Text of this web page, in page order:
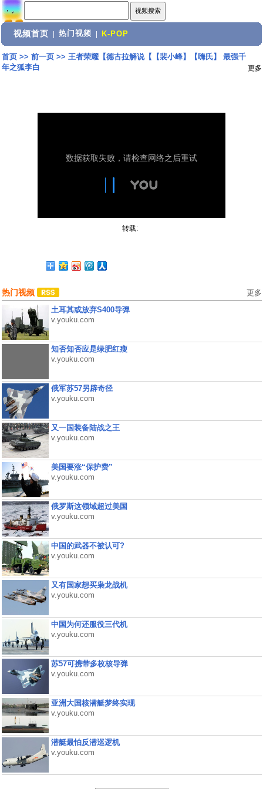
视频首页 热门视频 K-POP
首页>> 前一页>> 王者荣耀【德古拉解说【【裴小峰】【嗨氏】 最强千
年之狐李白
更多
转载:
热门视频 更多
土耳其或放弃S400导弹
v.youku.com
知否知否应是绿肥红瘦
v.youku.com
俄军苏57另辟奇径
v.youku.com
又一国装备陆战之王
v.youku.com
美国要涨“保护费”
v.youku.com
俄罗斯这领域超过美国
v.youku.com
中国的武器不被认可?
v.youku.com
又有国家想买枭龙战机
v.youku.com
中国为何还服役三代机
v.youku.com
苏57可携带多枚核导弹
v.youku.com
亚洲大国核潜艇梦终实现
v.youku.com
潜艇最怕反潜巡逻机
v.youku.com